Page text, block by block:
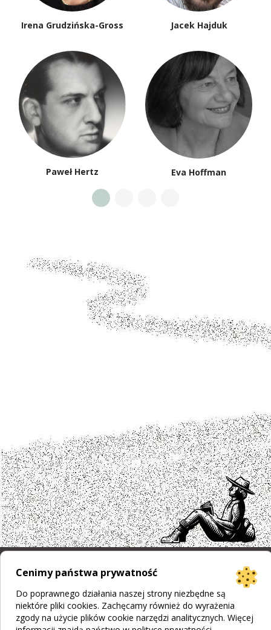
Irena Grudzińska-Gross Jacek Hajduk
Paweł Hertz Eva Hoffman
Cenimy państwa prywatność
Do poprawnego działania naszej strony niezbędne są
niektóre pliki cookies. Zachęcamy również do wyrażenia
zgody na użycie plików cookie narzędzi analitycznych. Więcej
Realizacja© 2026 WEBOPCJA.pl
Regulamin sklepu | Polityka prywatności | Pliki Cookies